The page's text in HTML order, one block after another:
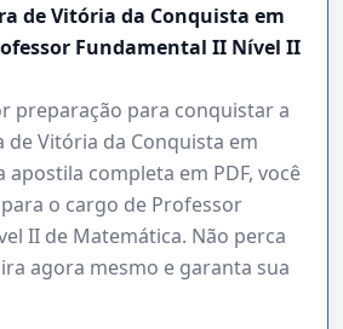
de Vitória da Conquista em
Fundamental II Nível II
preparação para conquistar a
de Vitória da Conquista em
apostila completa em PDF, você
o cargo de Professor
II de Matemática. Não perca
agora mesmo e garanta sua